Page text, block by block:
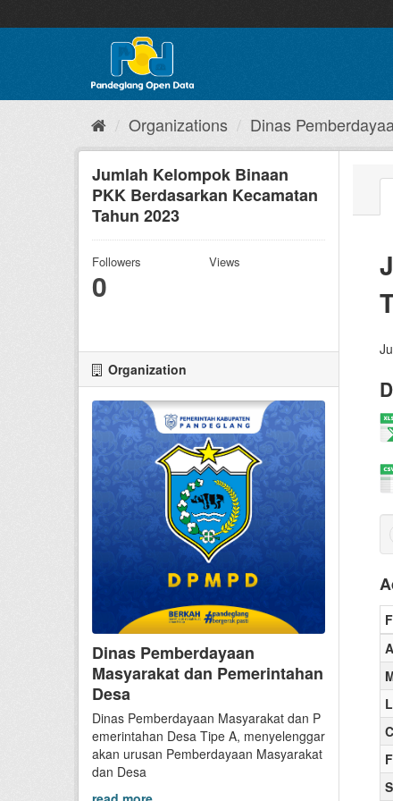
to
Organizations Dinas
Jumlah Kelompok Binaan
PKK Berdasarkan Kecamatan
Tahun 2023
Followers
0
Views
Organization
Dinas Pemberdayaan
Masyarakat dan Pemerintahan
Desa
Dinas Pemberdayaan Masyarakat dan P
emerintahan Desa Tipe A, menyelenggar
akan urusan Pemberdayaan Masyarakat
dan Desa